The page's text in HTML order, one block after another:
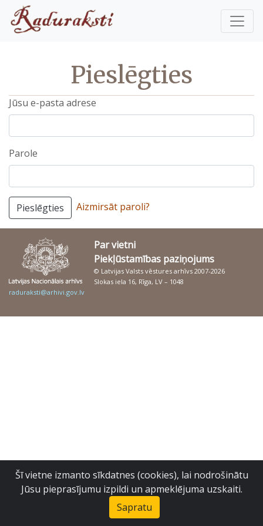
Pieslēgties
Jūsu e-pasta adrese
Parole
Pieslēgties Aizmirsāt paroli?
Par vietni
Piekļūstamības paziņojums
© Latvijas Valsts vēstures arhīvs 2007-2026
Slokas iela 16, Rīga, LV – 1048
raduraksti@arhivi.gov.lv
Šī vietne izmanto sīkdatnes (cookies), lai nodrošinātu
Jūsu pieprasījumu izpildi un apmeklējuma uzskaiti.
Sapratu